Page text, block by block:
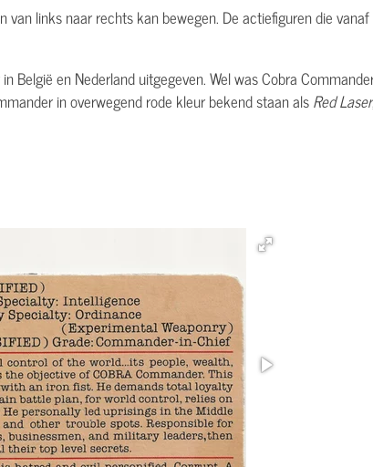
links naar rechts kan bewegen. De actiefiguren die
België en Nederland uitgegeven. Wel was Cobra
in overwegend rode kleur bekend staan alsRed Laser